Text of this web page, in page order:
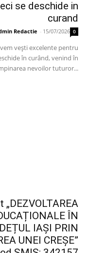
se deschide in
curand
Redactie - 15/07/2026 0
vești excelente pentru
în curând, venind în
nevoilor tuturor...
ÎN
IAȘI PRIN
UNEI CREȘE”